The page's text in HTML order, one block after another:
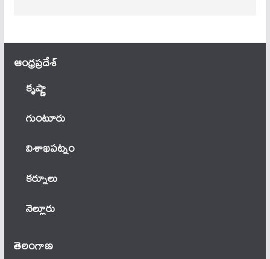
ఆంధ్ర‌ప్ర‌దేశ్
కృష్ణా
గుంటూరు
విశాఖపట్నం
కర్నూలు
నెల్లూరు
తెలంగాణ‌